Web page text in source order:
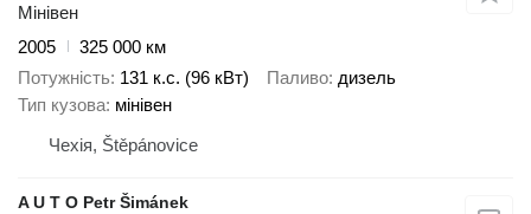
Мінівен
2005
325 000 км
Потужність 131 к.с. (96 кВт) Паливо дизель
Тип кузова мінівен
Чехія, Štěpánovice
A U T O Petr Šimánek